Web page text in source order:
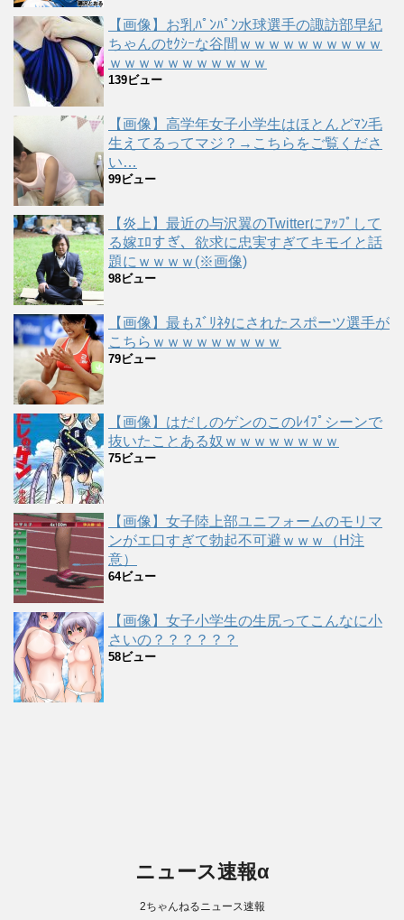
【画像】お乳ﾊﾟﾝﾊﾟﾝ水球選手の諏訪部早紀
ちゃんのｾｸｼｰな谷間ｗｗｗｗｗｗｗｗｗｗ
ｗｗｗｗｗｗｗｗｗｗｗ
139ビュー
【画像】高学年女子小学生はほとんどﾏﾝ毛
生えてるってマジ？→こちらをご覧くださ
い…
99ビュー
【炎上】最近の与沢翼のTwitterにｱｯﾌﾟして
る嫁ｴﾛすぎ、欲求に忠実すぎてキモイと話
題にｗｗｗｗ(※画像)
98ビュー
【画像】最もｽﾞﾘﾈﾀにされたスポーツ選手が
こちらｗｗｗｗｗｗｗｗｗ
79ビュー
【画像】はだしのゲンのこのﾚｲﾌﾟシーンで
抜いたことある奴ｗｗｗｗｗｗｗｗ
75ビュー
【画像】女子陸上部ユニフォームのモリマ
ンがエ口すぎて勃起不可避ｗｗｗ（H注
意）
64ビュー
【画像】女子小学生の生尻ってこんなに小
さいの？？？？？？
58ビュー
ニュース速報α
2ちゃんねるニュース速報